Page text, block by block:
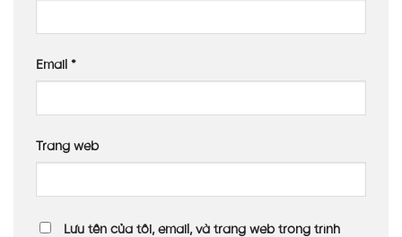
Email *
Trang web
Lưu tên của tôi, email, và trang web trong trình